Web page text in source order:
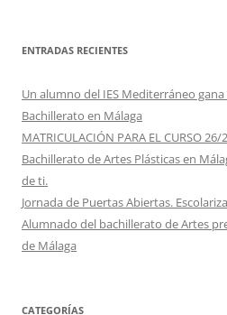
ENTRADAS RECIENTES
Un alumno del IES Mediterráneo
Bachillerato en Málaga
MATRICULACIÓN PARA EL CURSO 26/
Bachillerato de Artes Plásticas en
de ti.
Jornada de Puertas Abiertas.
Alumnado del bachillerato de Artes
de Málaga
CATEGORÍAS